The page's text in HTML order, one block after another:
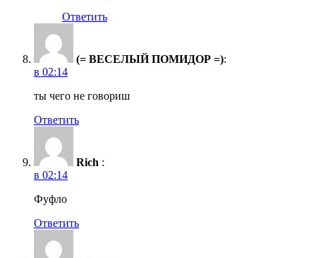
Ответить
(= ВЕСЕЛЫЙ ПОМИДОР =):
в 02:14
ты чего не говориш
Ответить
Rich :
в 02:14
Фуфло
Ответить